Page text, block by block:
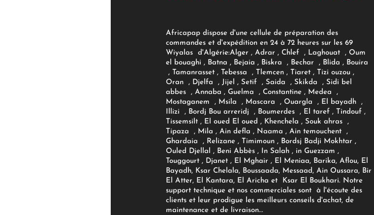
Africapap dispose d'une cellule de préparation des
commandes et d'expédition en 24 à 72 heures sur les 69
Wiyalas d'Algérie:Alger , Adrar, Chlef , Laghouat , Oum
el bouaghi , Batna , Bejaia , Biskra , Bechar , Blida , Bouira
, Tamanrasset , Tebessa , Tlemcen , Tiaret , Tizi ouzou ,
Oran , Djelfa , Jijel , Setif , Saida , Skikda , Sidi bel
abbes , Annaba , Guelma , Constantine , Medea ,
Mostaganem , Msila , Mascara , Ouargla , El bayadh ,
Illizi , Bordj Bou arreridj , Boumerdes , El taref , Tindouf ,
Tissemsilt , El oued El oued , Khenchela , Souk ahras ,
Tipaza , Mila , Ain defla , Naama , Ain temouchent ,
Ghardaia , Relizane , Timimoun , Bordsj Badji Mokhtar ,
Ouled Djellal , Beni Abbès , In Salah , in Guezzam ,
Touggourt , Djanet , El Mghair , El Meniaa, Barika, Aflou, El
Bayadh, Ksar Chelala, Boussaada, Messaad, Ain Oussara, Bir
El Atter, El Kantara, El Aricha et Ksar El Boukhari. Notre
support technique et nos commerciales sont à l'écoute des
clients et leur prodigue les meilleurs conseils d'achat, de
maintenance et de livraison...